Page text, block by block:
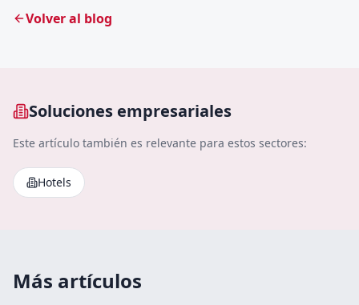
Volver al blog
Soluciones empresariales
Este artículo también es relevante para estos sectores:
Hotels
Más artículos